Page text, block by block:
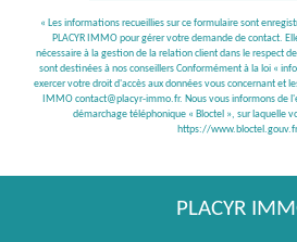
« Les informations recueillies sur ce formulaire sont
PLACYR IMMO pour gérer votre demande de contact.
nécessaire à la gestion de la relation client dans le respect
sont destinées à nos conseillers Conformément à la loi «
exercer votre droit d'accès aux données vous concernant et
IMMO contact@placyr-immo.fr. Nous vous informons de
démarchage téléphonique « Bloctel », sur laquelle
https://
PLACYR